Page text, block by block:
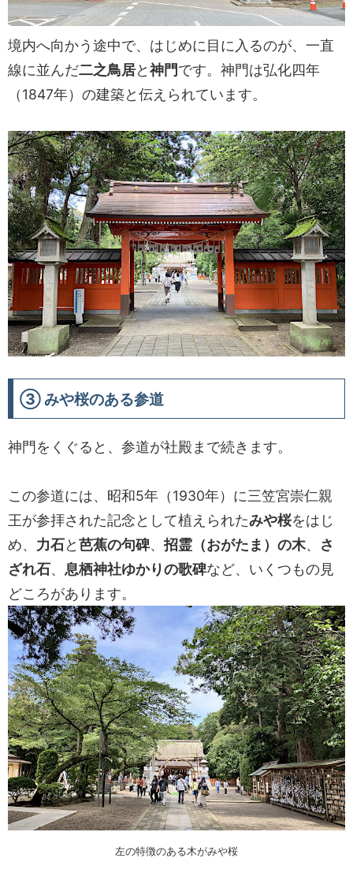
境内へ向かう途中で、はじめに目に入るのが、一直
線に並んだ二之鳥居と神門です。神門は弘化四年
（1847年）の建築と伝えられています。
③ みや桜のある参道
神門をくぐると、参道が社殿まで続きます。
この参道には、昭和5年（1930年）に三笠宮崇仁親
王が参拝された記念として植えられたみや桜をはじ
め、 力石と芭蕉の句碑、 招霊（おがたま）の木、 さ
ざれ石、 息栖神社ゆかりの歌碑など、いくつもの見
どころがあります。
左の特徴のある木がみや桜